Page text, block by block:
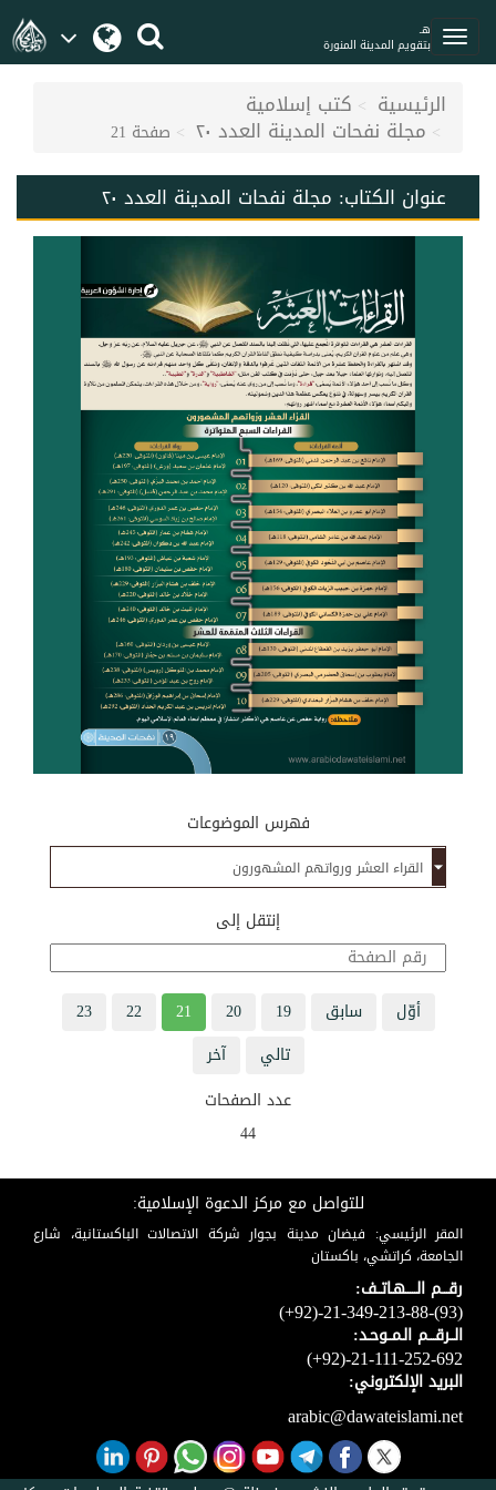
هـ
بتقويم المدينة المنورة
الرئيسية كتب إسلامية
مجلة نفحات المدينة العدد ٢٠ صفحة 21
عنوان الكتاب: مجلة نفحات المدينة العدد ٢٠
فهرس الموضوعات
إنتقل إلى
أوّل سابق 19
20
21
22
23
تالي
آخر
عدد الصفحات
44
للتواصل مع مركز الدعوة الإسلامية:
المقر الرئيسي: فيضان مدينة بجوار شركة الاتصالات الباكستانية، شارع
الجامعة، كراتشي، باكستان
رقـــم الـــــهـاتــف:
(+92)-21-349-213-88-(93)
الــرقـــم الـمــوحـد:
(+92)-21-111-252-692
البريد الإلكتروني:
arabic@dawateislami.net